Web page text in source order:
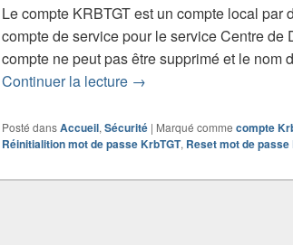
Le compte KRBTGT est un compte local par
compte de service pour le service Centre de
compte ne peut pas être supprimé et le nom
Continuer la lecture Réinitialisation mot de
→
Posté dansAccueil, Sécurité | Marqué comme compte
Réinitialition mot de passe KrbTGT, Reset mot de passe